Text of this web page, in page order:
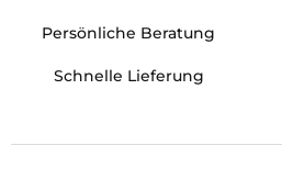
Persönliche Beratung
Schnelle Lieferung